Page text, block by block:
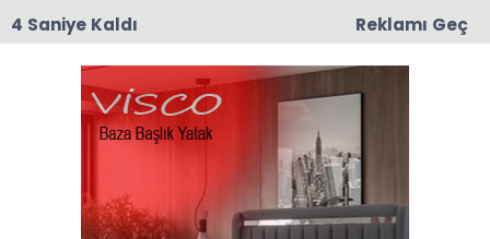
10:43 Nermin Güner Vefat Etti
Anasayfa TAŞOVA
Reklamı Geç
3 Saniye Kaldı